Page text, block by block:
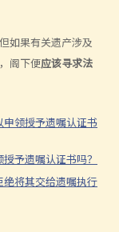
如果有关遗产涉及
阁下便应该寻求法
申领授予遗嘱认证书
予遗嘱认证书吗？
将其交给遗嘱执行
将其交给遗嘱执行
他失踪了或拒绝申
么？
子女。他的兄弟姐